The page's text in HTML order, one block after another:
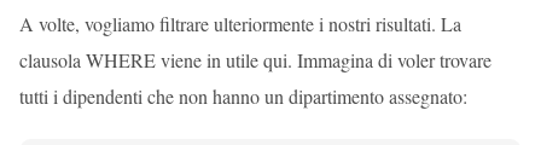
A volte, vogliamo filtrare ulteriormente i nostri risultati. La
clausola WHERE viene in utile qui. Immagina di voler trovare
tutti i dipendenti che non hanno un dipartimento assegnato: